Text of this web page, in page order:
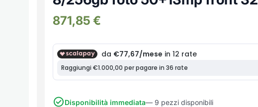
871,85 €
Disponibilità immediata— 9 pezzi disponibili